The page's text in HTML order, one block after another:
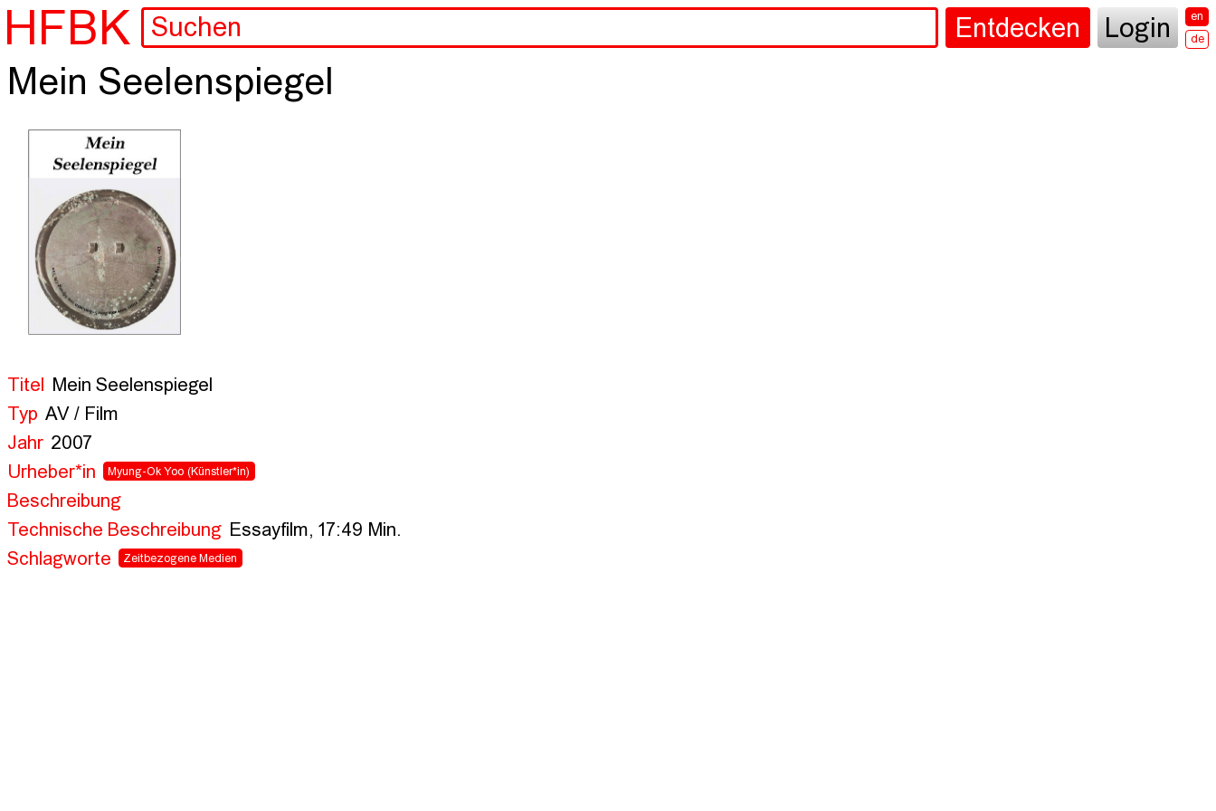
HFBK Entdecken Login
en
de
Mein Seelenspiegel
Titel
Mein Seelenspiegel
Typ AV / Film
Jahr 2007
Urheber*in
Myung-Ok Yoo (Künstler*in)
Beschreibung
Technische Beschreibung Essayfilm, 17:49 Min.
Schlagworte
Zeitbezogene Medien